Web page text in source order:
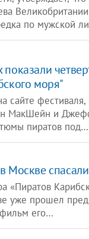
по мужской
моря"
сайте
МакШейн и
пиратов под…
Москве
«Пиратов
уже прошел
его…